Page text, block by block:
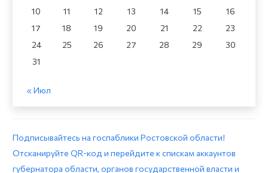
10
11 12 13 14 15
16
17
18 19 20 21 22
23
24
25 26 27 28 29
30
31
« Июл
Подписывайтесь на госпаблики Ростовской области!
Отсканируйте QR-код и перейдите к спискам аккаунтов
губернатора области, органов государственной власти и